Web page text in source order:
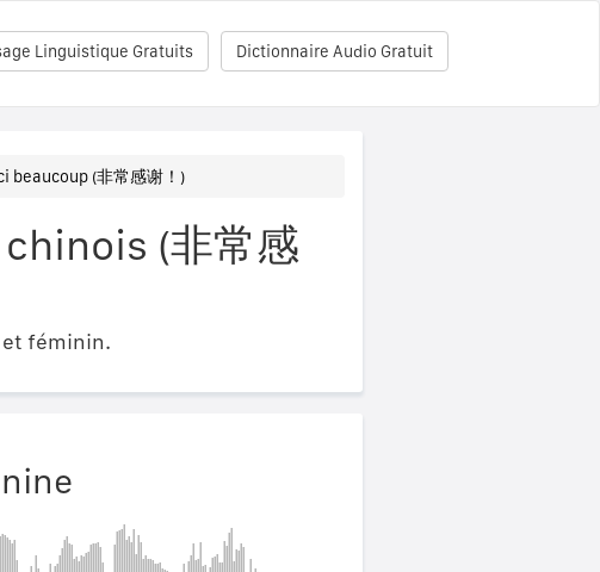
Dictionnaire Audio Gratuit
Linguistique Gratuits
beaucoup (非常感谢！)
(非常感
et féminin.